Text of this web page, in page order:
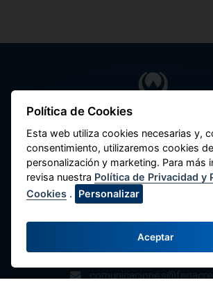
Federación Nacional de
Ahorro y Crédito del Perú
Av. Máximo Abril 542, Jesús María
Lima - Perú.
(51-1) 424-6769
(51-1) 424-4958
Política de Cookies
Esta web utiliza cookies necesarias y,
consentimiento, utilizaremos cookies de
personalización y marketing. Para más
revisa nuestra Política de Privacidad y
Cookies . Personalizar
Aceptar